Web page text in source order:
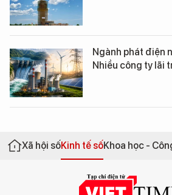
Ngành phát điện
Nhiều công ty lãi
Xã hội sốKinh tế sốKhoa học -